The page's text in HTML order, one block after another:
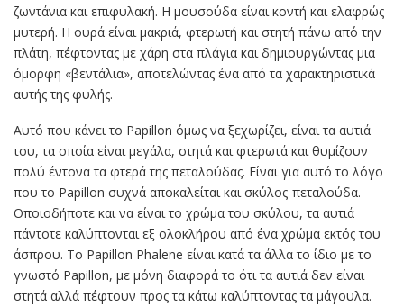
ζωντάνια και επιφυλακή. Η μουσούδα είναι κοντή και ελαφρώς
μυτερή. Η ουρά είναι μακριά, φτερωτή και στητή πάνω από την
πλάτη, πέφτοντας με χάρη στα πλάγια και δημιουργώντας μια
όμορφη «βεντάλια», αποτελώντας ένα από τα χαρακτηριστικά
αυτής της φυλής.
Αυτό που κάνει το Papillon όμως να ξεχωρίζει, είναι τα αυτιά
του, τα οποία είναι μεγάλα, στητά και φτερωτά και θυμίζουν
πολύ έντονα τα φτερά της πεταλούδας. Είναι για αυτό το λόγο
που το Papillon συχνά αποκαλείται και σκύλος-πεταλούδα.
Οποιοδήποτε και να είναι το χρώμα του σκύλου, τα αυτιά
πάντοτε καλύπτονται εξ ολοκλήρου από ένα χρώμα εκτός του
άσπρου. Το Papillon Phalene είναι κατά τα άλλα το ίδιο με το
γνωστό Papillon, με μόνη διαφορά το ότι τα αυτιά δεν είναι
στητά αλλά πέφτουν προς τα κάτω καλύπτοντας τα μάγουλα.